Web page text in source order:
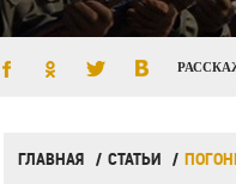
ГЛАВНАЯ СТАТЬИ